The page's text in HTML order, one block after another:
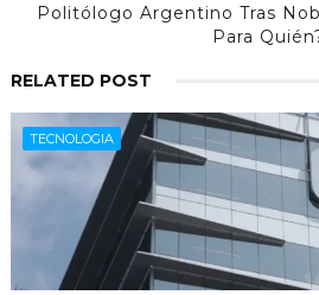
Politólogo Argentino Tras
Para
RELATED POST
TECNOLOGIA